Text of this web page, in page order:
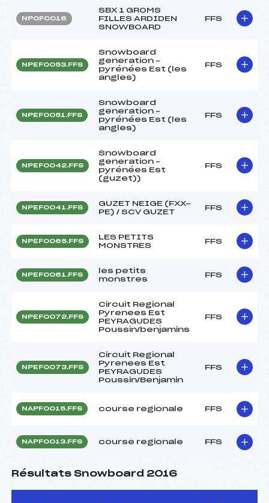
NPOF0016
SBX 1 GROMS
FILLES ARDIDEN
SNOWBOARD
FFS
NPEF0053.FFS
Snowboard
generation –
pyrénées Est (les
angles)
FFS
NPEF0051.FFS
Snowboard
generation –
pyrénées Est (les
angles)
FFS
NPEF0042.FFS
Snowboard
generation –
pyrénées Est
(guzet))
FFS
NPEF0041.FFS
GUZET NEIGE (FXX-
PE) / SCV GUZET
FFS
NPEF0065.FFS
LES PETITS
MONSTRES
FFS
NPEF0061.FFS
les petits
monstres
FFS
NPEF0072.FFS
Circuit Regional
Pyrenees Est
PEYRAGUDES
Poussin/benjamins
FFS
NPEF0073.FFS
Circuit Regional
Pyrenees Est
PEYRAGUDES
Poussin/Benjamin
FFS
NAPF0015.FFS course regionale FFS
NAPF0013.FFS course regionale FFS
Résultats Snowboard 2016